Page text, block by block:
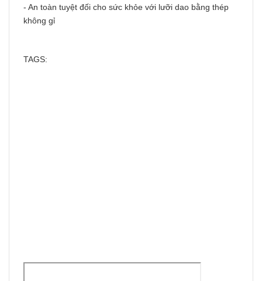
- An toàn tuyệt đối cho sức khỏe với lưỡi dao bằng thép
không gỉ
TAGS: